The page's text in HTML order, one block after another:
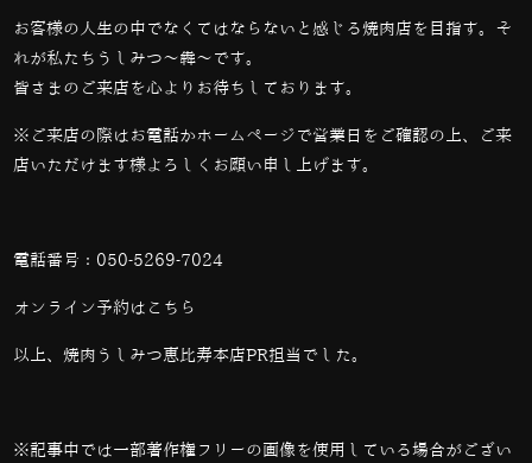
お客様の人生の中でなくてはならないと感じる焼肉店を目指す。そ
れが私たちうしみつ～犇～です。
皆さまのご来店を心よりお待ちしております。
※ご来店の際はお電話かホームページで営業日をご確認の上、ご来
店いただけます様よろしくお願い申し上げます。
電話番号： 050-5269-7024
オンライン予約は こちら
以上、焼肉うしみつ恵比寿本店PR担当でした。
※記事中では一部著作権フリーの画像を使用している場合がござい